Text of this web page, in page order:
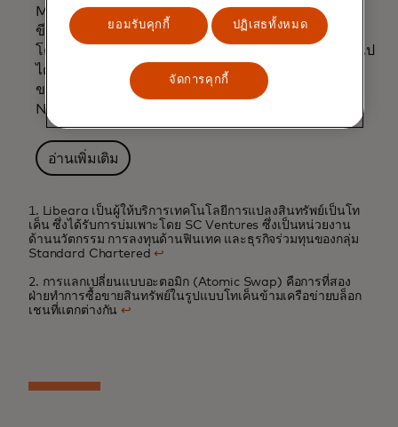
Mastercard อาศัยประสบการณ์หลายปีในการพัฒนา
ขีดความสามารถด้านเครือข่ายสำหรับธนาคารต่างๆ
โดยทำให้การทำธุรกรรมที่น่าเชื่อถือบนบล็อกเชนเป็นไป
ได้ โดยใช้เงินฝากในรูปแบบโทเค็นหรือสกุลเงินดิจิทัล
ของธนาคารกลางผ่านเครือข่าย Multi-Token
Network ของตน
อ่านเพิ่มเติม
1. Libeara เป็นผู้ให้บริการเทคโนโลยีการแปลงสินทรัพย์เป็นโท
เค็น ซึ่งได้รับการบ่มเพาะโดย SC Ventures ซึ่งเป็นหน่วยงาน
ด้านนวัตกรรม การลงทุนด้านฟินเทค และธุรกิจร่วมทุนของกลุ่ม
Standard Chartered↩
2. การแลกเปลี่ยนแบบอะตอมิก (Atomic Swap) คือการที่สอง
ฝ่ายทำการซื้อขายสินทรัพย์ในรูปแบบโทเค็นข้ามเครือข่ายบล็อก
เชนที่แตกต่างกัน↩
ยอมรับคุกกี้ ปฏิเสธทั้งหมด
จัดการคุกกี้